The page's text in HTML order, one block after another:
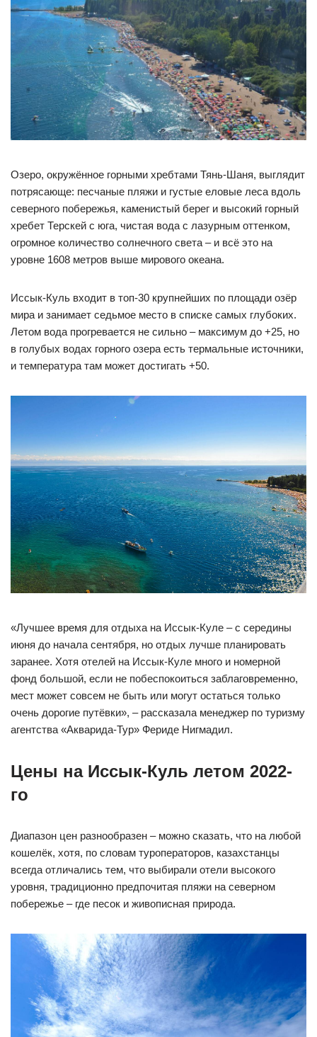
Озеро, окружённое горными хребтами Тянь-Шаня, выглядит
потрясающе: песчаные пляжи и густые еловые леса вдоль
северного побережья, каменистый берег и высокий горный
хребет Терскей с юга, чистая вода с лазурным оттенком,
огромное количество солнечного света – и всё это на
уровне 1608 метров выше мирового океана.
Иссык-Куль входит в топ-30 крупнейших по площади озёр
мира и занимает седьмое место в списке самых глубоких.
Летом вода прогревается не сильно – максимум до +25, но
в голубых водах горного озера есть термальные источники,
и температура там может достигать +50.
«Лучшее время для отдыха на Иссык-Куле – с середины
июня до начала сентября, но отдых лучше планировать
заранее. Хотя отелей на Иссык-Куле много и номерной
фонд большой, если не побеспокоиться заблаговременно,
мест может совсем не быть или могут остаться только
очень дорогие путёвки», – рассказала менеджер по туризму
агентства «Акварида-Тур» Фериде Нигмадил.
Цены на Иссык-Куль летом 2022-
го
Диапазон цен разнообразен – можно сказать, что на любой
кошелёк, хотя, по словам туроператоров, казахстанцы
всегда отличались тем, что выбирали отели высокого
уровня, традиционно предпочитая пляжи на северном
побережье – где песок и живописная природа.